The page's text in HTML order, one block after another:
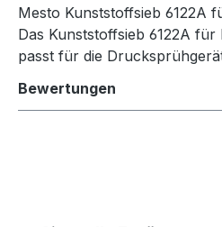
Mesto Kunststoffsieb 6122A
Das Kunststoffsieb 6122A
passt für die
Bewertungen